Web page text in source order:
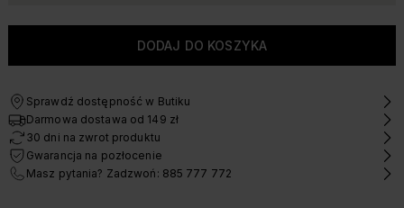
Sprawdź dostępność w Butiku
Darmowa dostawa od 149 zł
30 dni na zwrot produktu
Gwarancja na pozłocenie
Masz pytania? Zadzwoń: 885 777 772